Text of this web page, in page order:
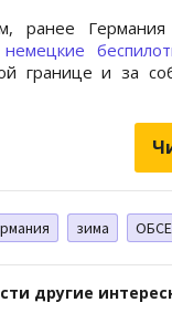
ранее
немецкие
границе и за
зима ОБСЕ
другие